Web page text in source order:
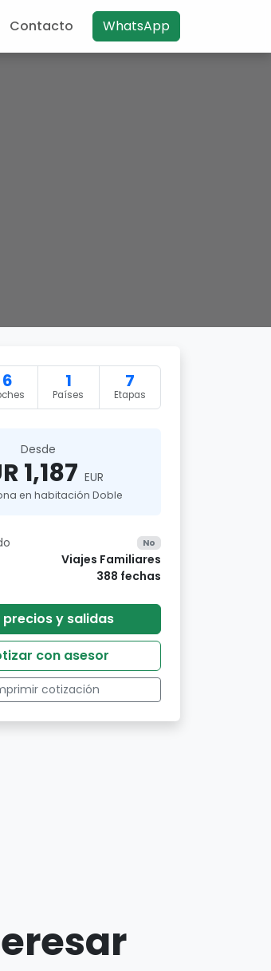
Contacto WhatsApp
6 1
Países
7
Etapas
Desde
1,187 EUR
en habitación Doble
No
Viajes Familiares
388 fechas
precios y salidas
con asesor
cotización